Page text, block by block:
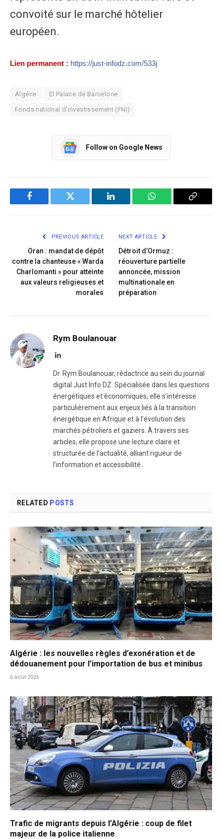
convoité sur le marché hôtelier
européen.
Lien permanent : https://just-infodz.com/533j
Algérie El Palace de Barcelone
Fonds national d'investissement (FNI)
Follow on Google News
Facebook Twitter LinkedIn WhatsApp Copy
PREVIOUS ARTICLE
Oran : mandat de dépôt
contre la chanteuse « Warda
Charlomanti » pour atteinte
aux valeurs religieuses et
morales
NEXT ARTICLE
Détroit d’Ormuz :
réouverture partielle
annoncée, mission
multinationale en
préparation
Rym Boulanouar
LinkedIn
Dr. Rym Boulanouar, rédactrice au sein du journal
digital Just Info DZ. Spécialisée dans les questions
énergétiques et économiques, elle s’intéresse
particulièrement aux enjeux liés à la transition
énergétique en Afrique et à l’évolution des
marchés pétroliers et gaziers. À travers ses
articles, elle propose une lecture claire et
structurée de l’actualité, alliant rigueur de
l’information et accessibilité.
RELATED POSTS
Algérie : les nouvelles règles d’exonération et de
dédouanement pour l’importation de bus et minibus
6 août 2026
Trafic de migrants depuis l’Algérie : coup de filet
majeur de la police italienne